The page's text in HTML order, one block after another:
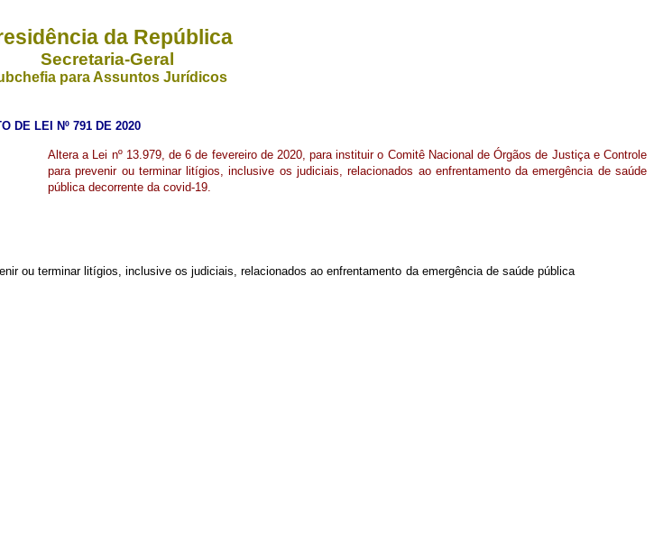
da República
Secretaria-Geral
para Assuntos Jurídicos
DE LEI Nº 791 DE 2020
Altera a Lei nº 13.979, de 6 de fevereiro de 2020, para instituir o Comitê Nacional de Órgãos de Justiça e Controle
para prevenir ou terminar litígios, inclusive os judiciais, relacionados ao enfrentamento da emergência de saúde
pública decorrente da covid-19.
ou terminar litígios, inclusive os judiciais, relacionados ao enfrentamento da emergência de saúde pública